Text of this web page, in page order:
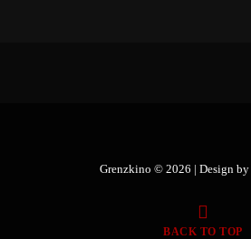
Grenzkino © 2026 | Design by
BACK TO TOP